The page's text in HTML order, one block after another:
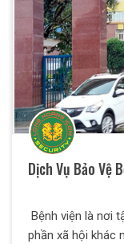
Dịch Vụ Bảo Vệ
Bệnh viện là nơi
phần xã hội khác